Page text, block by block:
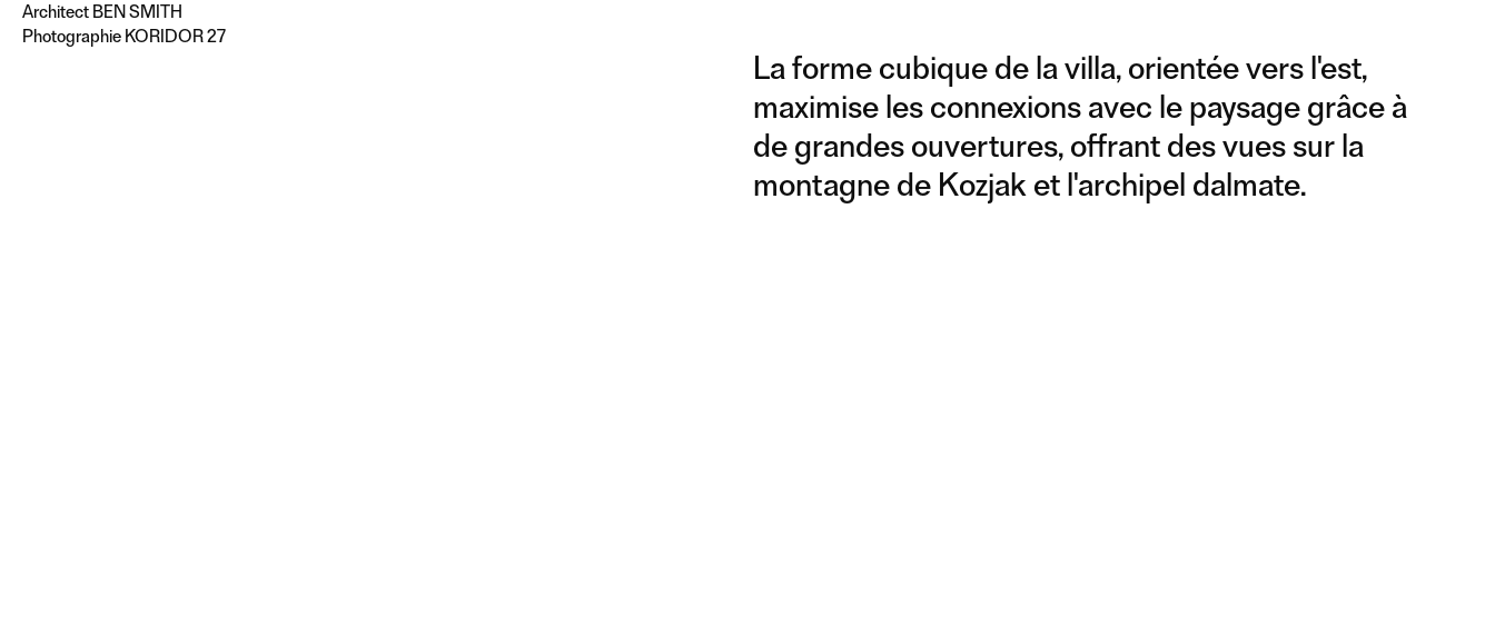
Architect BEN SMITH
Photographie KORIDOR 27
La forme cubique de la villa, orientée vers l'est,
maximise les connexions avec le paysage grâce à
de grandes ouvertures, offrant des vues sur la
montagne de Kozjak et l'archipel dalmate.